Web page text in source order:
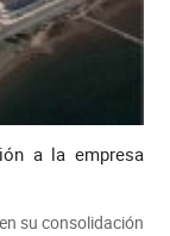
a la empresa
su consolidación